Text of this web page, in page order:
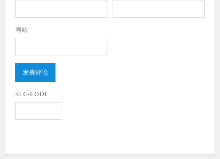
网站
SEC-CODE